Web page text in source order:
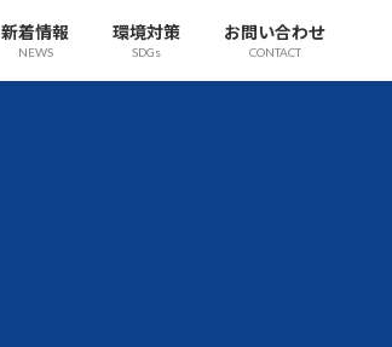
新着情報
NEWS
環境対策
SDGs
お問い合わせ
CONTACT